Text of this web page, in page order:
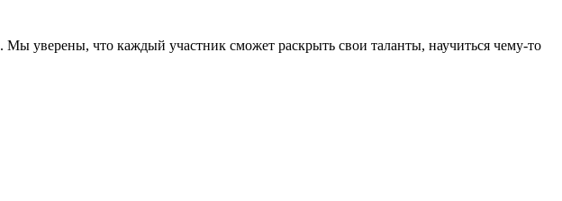
уверены, что каждый участник сможет раскрыть свои таланты, научиться чему-то